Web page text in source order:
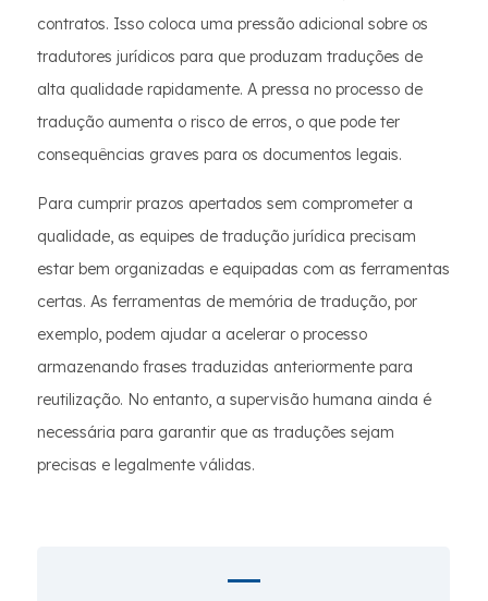
contratos. Isso coloca uma pressão adicional sobre os
tradutores jurídicos para que produzam traduções de
alta qualidade rapidamente. A pressa no processo de
tradução aumenta o risco de erros, o que pode ter
consequências graves para os documentos legais.
Para cumprir prazos apertados sem comprometer a
qualidade, as equipes de tradução jurídica precisam
estar bem organizadas e equipadas com as ferramentas
certas. As ferramentas de memória de tradução, por
exemplo, podem ajudar a acelerar o processo
armazenando frases traduzidas anteriormente para
reutilização. No entanto, a supervisão humana ainda é
necessária para garantir que as traduções sejam
precisas e legalmente válidas.